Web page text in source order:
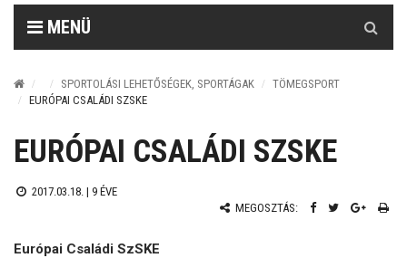
MENÜ
SPORTOLÁSI LEHETŐSÉGEK, SPORTÁGAK
TÖMEGSPORT
EURÓPAI CSALÁDI SZSKE
EURÓPAI CSALÁDI SZSKE
2017.03.18. | 9 ÉVE
MEGOSZTÁS:
Európai Családi SzSKE